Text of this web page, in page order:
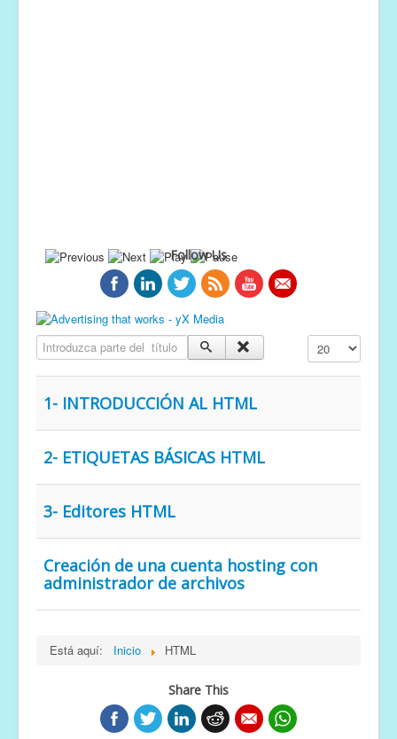
Follow Us
Introduzca parte del título Cantidad a
1- INTRODUCCIÓN AL HTML
2- ETIQUETAS BÁSICAS HTML
3- Editores HTML
Creación de una cuenta hosting con
administrador de archivos
Está aquí: Inicio HTML
Share This